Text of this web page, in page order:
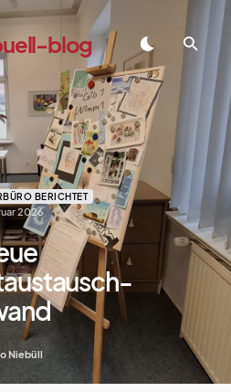
blog
BERICHTET
2026
Niebüll